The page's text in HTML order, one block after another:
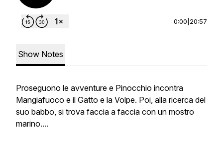
0:00 20:57
Show Notes
Proseguono le avventure e Pinocchio incontra
Mangiafuoco e il Gatto e la Volpe. Poi, alla ricerca del
suo babbo, si trova faccia a faccia con un mostro
marino....